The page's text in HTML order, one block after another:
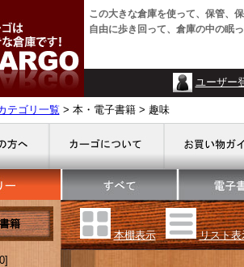
この大きな倉庫を使って、保管、
自由に歩き回って、倉庫の中の眠
ユーザー
テゴリ一覧 > 本・電子書籍 > 趣味
籍
本棚表示 リスト表